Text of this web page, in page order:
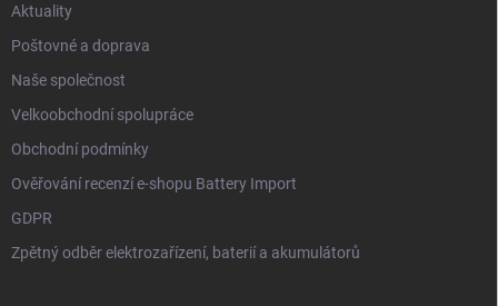
Aktuality
Poštovné a doprava
Naše společnost
Velkoobchodní spolupráce
Obchodní podmínky
Ověřování recenzí e-shopu Battery Import
GDPR
Zpětný odběr elektrozařízení, baterií a akumulátorů